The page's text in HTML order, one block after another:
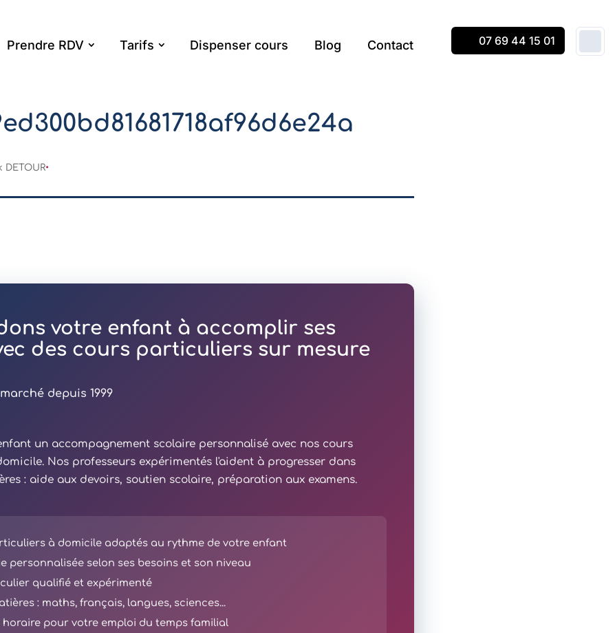
Prendre RDV Tarifs Dispenser cours Blog Contact 07 69 44 15 01
DETOUR
votre enfant à accomplir ses
des cours particuliers sur mesure
depuis 1999
un accompagnement scolaire personnalisé avec nos cours
Nos professeurs expérimentés l'aident à progresser dans
: aide aux devoirs, soutien scolaire, préparation aux examens.
à domicile adaptés au rythme de votre enfant
personnalisée selon ses besoins et son niveau
qualifié et expérimenté
: maths, français, langues, sciences...
horaire pour votre emploi du temps familial